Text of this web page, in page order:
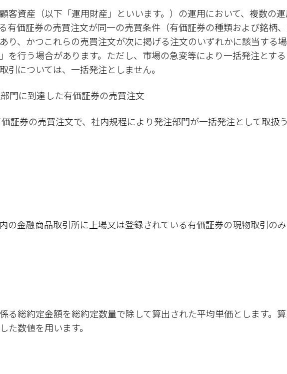
客資産（以下「運用財産」といいます。）の運用において、複数の
価証券の売買注文が同一の売買条件（有価証券の種類および銘柄、
り、かつこれらの売買注文が次に掲げる注文のいずれかに該当する
を行う場合があります。ただし、市場の急変等により一括発注とす
については、一括発注としません。
門に到達した有価証券の売買注文
券の売買注文で、社内規程により発注部門が一括発注として取扱
金融商品取引所に上場又は登録されている有価証券の現物取引のみ
る総約定金額を総約定数量で除して算出された平均単価とします。
数値を用います。